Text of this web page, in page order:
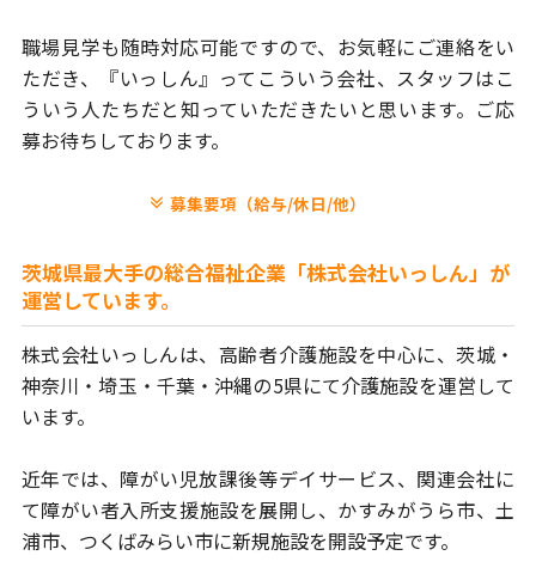
職場見学も随時対応可能ですので、お気軽にご連絡をい
ただき、
『いっしん』ってこういう会社、スタッフはこ
ういう人たちだと知っていただきたいと思います。ご応
募お待ちしております。
募集要項（給与/休日/他）
茨城県最大手の総合福祉企業「株式会社いっしん」が
運営しています。
株式会社いっしんは、高齢者介護施設を中心に、茨城・
神奈川・埼玉・ 千葉・沖縄の5県にて介護施設を運営して
います。
近年では、障がい児放課後等デイサービス、関連会社に
て障がい者入所支援施設を展開し、かすみがうら市、土
浦市、つくばみらい市に新規施設を開設予定です。